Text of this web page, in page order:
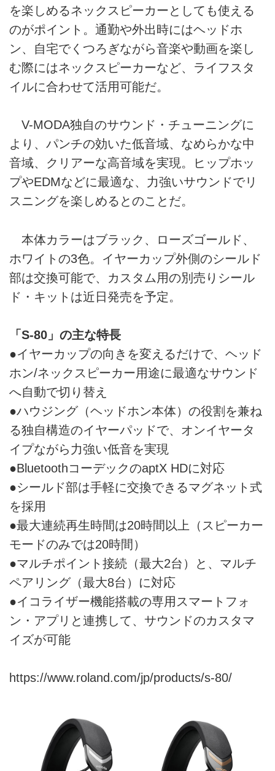
を楽しめるネックスピーカーとしても使える
のがポイント。通勤や外出時にはヘッドホ
ン、自宅でくつろぎながら音楽や動画を楽し
む際にはネックスピーカーなど、ライフスタ
イルに合わせて活用可能だ。
V-MODA独自のサウンド・チューニングに
より、パンチの効いた低音域、なめらかな中
音域、クリアーな高音域を実現。ヒップホッ
プやEDMなどに最適な、力強いサウンドでリ
スニングを楽しめるとのことだ。
本体カラーはブラック、ローズゴールド、
ホワイトの3色。イヤーカップ外側のシールド
部は交換可能で、カスタム用の別売りシール
ド・キットは近日発売を予定。
「S-80」の主な特長
●イヤーカップの向きを変えるだけで、ヘッド
ホン/ネックスピーカー用途に最適なサウンド
へ自動で切り替え
●ハウジング（ヘッドホン本体）の役割を兼ね
る独自構造のイヤーパッドで、オンイヤータ
イプながら力強い低音を実現
●BluetoothコーデックのaptX HDに対応
●シールド部は手軽に交換できるマグネット式
を採用
●最大連続再生時間は20時間以上（スピーカー
モードのみでは20時間）
●マルチポイント接続（最大2台）と、マルチ
ペアリング（最大8台）に対応
●イコライザー機能搭載の専用スマートフォ
ン・アプリと連携して、サウンドのカスタマ
イズが可能
https://www.roland.com/jp/products/s-80/